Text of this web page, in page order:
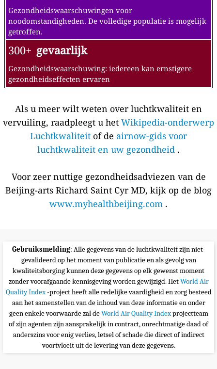
Gezondheidswaarschuwingen voor
noodomstandigheden. De volledige populatie is mogelijk
getroffen.
300+ gevaarlijk
Gezondheidswaarschuwing: iedereen kan ernstigere
gezondheidseffecten ervaren
Als u meer wilt weten over luchtkwaliteit en
vervuiling, raadpleegt u het Wikipedia-onderwerp
Luchtkwaliteit of de airnow-gids voor
luchtkwaliteit en uw gezondheid .
Voor zeer nuttige gezondheidsadviezen van de
Beijing-arts Richard Saint Cyr MD, kijk op de blog
www.myhealthbeijing.com .
Gebruiksmelding: Alle gegevens van de luchtkwaliteit zijn niet-
gevalideerd op het moment van publicatie en als gevolg van
kwaliteitsborging kunnen deze gegevens op elk gewenst moment
zonder voorafgaande kennisgeving worden gewijzigd. HetWorld Air
Quality Index-project heeft alle redelijke vaardigheid en zorg besteed
aan het samenstellen van de inhoud van deze informatie en onder
geen enkele voorwaarde zal deWorld Air Quality Indexprojectteam
of zijn agenten zijn aansprakelijk in contract, onrechtmatige daad of
anderszins voor enig verlies, letsel of schade die direct of indirect
voortvloeit uit de levering van deze gegevens.